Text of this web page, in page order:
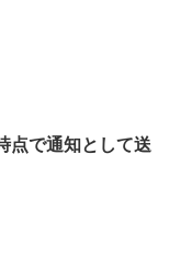
点で通知として送